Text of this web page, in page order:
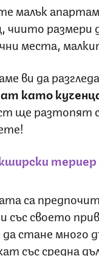
малък
чиито размери
места,
ви да
като
ще разтопят
териер
са
със своето
стане много
със средна